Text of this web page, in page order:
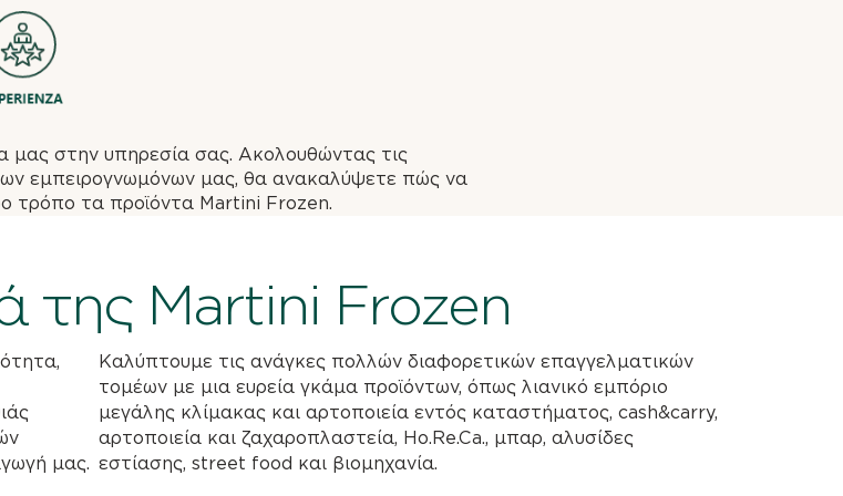
μας στην υπηρεσία σας. Ακολουθώντας τις
εμπειρογνωμόνων μας, θα ανακαλύψετε πώς να
τρόπο τα προϊόντα Martini Frozen.
Martini Frozen
μας.
Καλύπτουμε τις ανάγκες πολλών διαφορετικών επαγγελματικών
τομέων με μια ευρεία γκάμα προϊόντων, όπως λιανικό εμπόριο
μεγάλης κλίμακας και αρτοποιεία εντός καταστήματος, cash&carry,
αρτοποιεία και ζαχαροπλαστεία, Ho.Re.Ca., μπαρ, αλυσίδες
εστίασης, street food και βιομηχανία.